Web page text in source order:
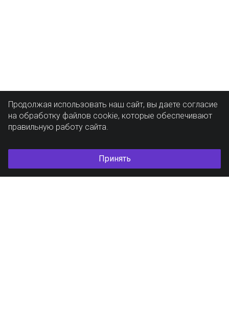
Продолжая использовать наш сайт, вы даете согласие
на обработку файлов cookie, которые обеспечивают
правильную работу сайта.
Принять